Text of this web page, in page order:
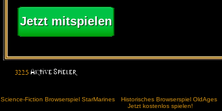
Jetzt mitspielen
Science-Fiction Browserspiel StarMarines Historisches Browserspiel OldAges
Jetzt kostenlos spielen!